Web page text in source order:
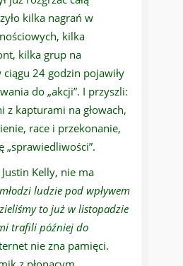
kilka nagrań w
kilka
kilka grup na
24 godzin pojawiły
do „akcji”. I przyszli:
z kapturami na głowach,
race i przekonanie,
„sprawiedliwości”.
Kelly, nie ma
ludzie pod wpływem
to już w listopadzie
trafili później do
nie zna pamięci.